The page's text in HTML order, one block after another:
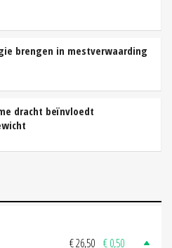
brengen in mestverwaarding
dracht beïnvloedt
€ 26,50 € 0,50